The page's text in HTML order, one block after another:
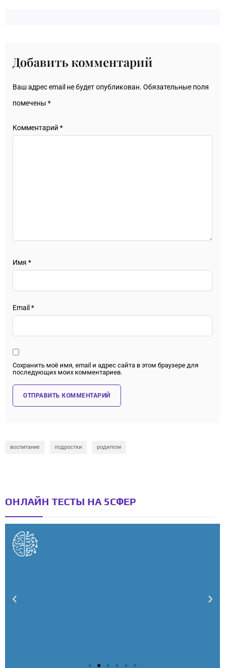
Добавить комментарий
Ваш адрес email не будет опубликован. Обязательные поля
помечены *
Комментарий *
Имя *
Email*
Сохранить моё имя, email и адрес сайта в этом браузере для
последующих моих комментариев.
воспитание подростки родители
ОНЛАЙН ТЕСТЫ НА 5СФЕР